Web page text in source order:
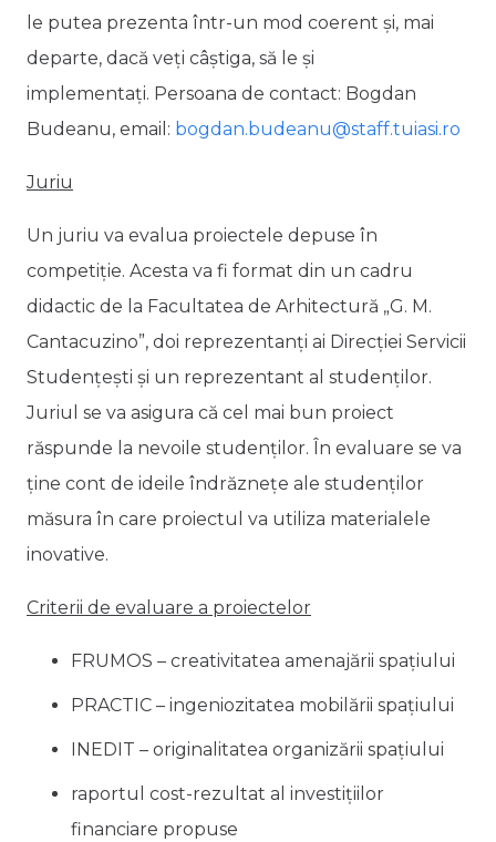
le putea prezenta într-un mod coerent și, mai
departe, dacă veți câștiga, să le și
implementați. Persoana de contact: Bogdan
Budeanu, email: bogdan.budeanu@staff.tuiasi.ro
Juriu
Un juriu va evalua proiectele depuse în
competiție. Acesta va fi format din un cadru
didactic de la Facultatea de Arhitectură „G. M.
Cantacuzino”, doi reprezentanți ai Direcției Servicii
Studențești și un reprezentant al studenților.
Juriul se va asigura că cel mai bun proiect
răspunde la nevoile studenților. În evaluare se va
ține cont de ideile îndrăznețe ale studenților
măsura în care proiectul va utiliza materialele
inovative.
Criterii de evaluare a proiectelor
FRUMOS – creativitatea amenajării spațiului
PRACTIC – ingeniozitatea mobilării spațiului
INEDIT – originalitatea organizării spațiului
raportul cost-rezultat al investițiilor
financiare propuse